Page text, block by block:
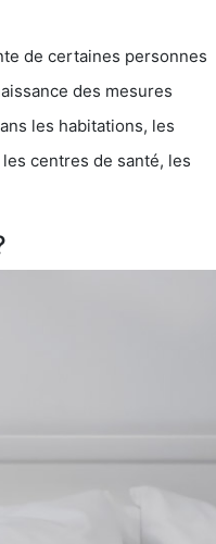
de certaines personnes
des mesures
les habitations, les
de santé, les